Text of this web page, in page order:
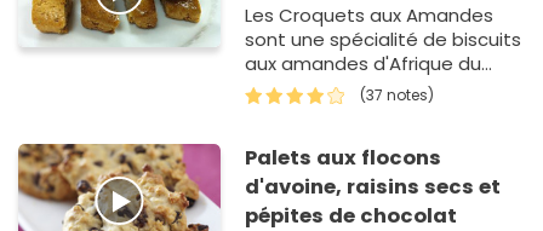
Les Croquets aux Amandes
sont une spécialité de biscuits
aux amandes d'Afrique du
Nord. On les retrouve un peu
partout autour du bassin
(37 notes)
Palets aux flocons
d'avoine, raisins secs et
pépites de chocolat